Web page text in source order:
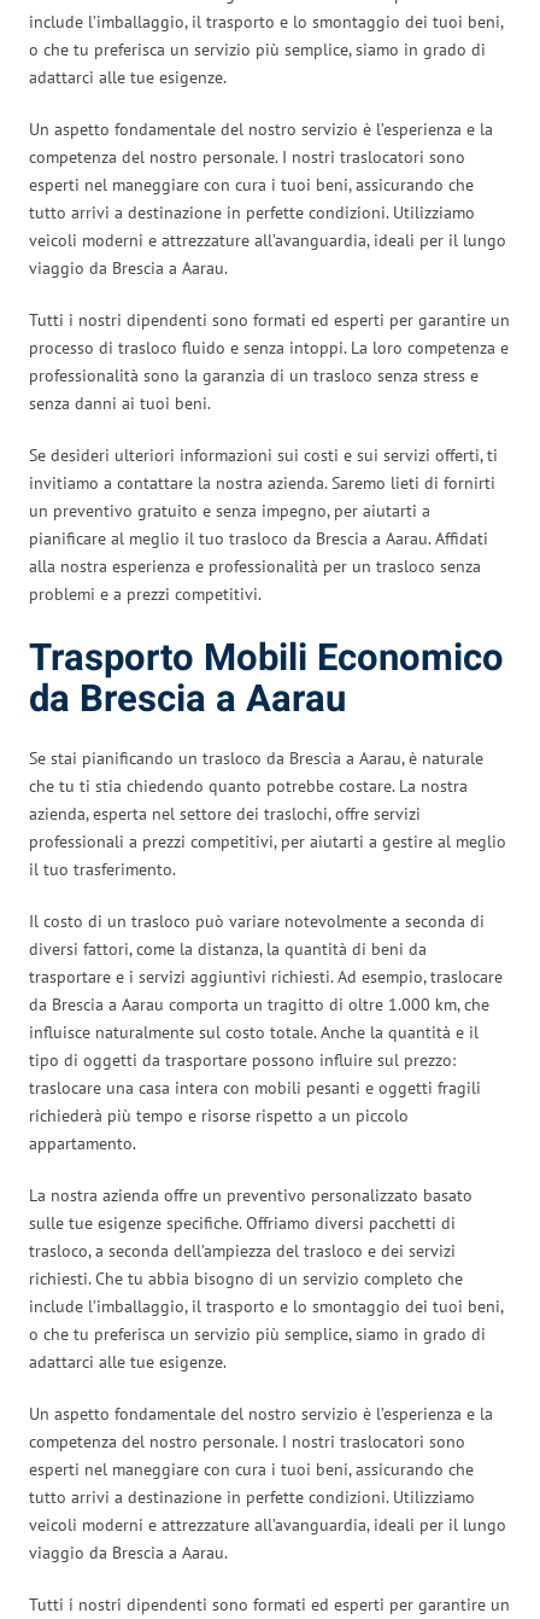
include l’imballaggio, il trasporto e lo smontaggio dei tuoi beni,
o che tu preferisca un servizio più semplice, siamo in grado di
adattarci alle tue esigenze.
Un aspetto fondamentale del nostro servizio è l’esperienza e la
competenza del nostro personale. I nostri traslocatori sono
esperti nel maneggiare con cura i tuoi beni, assicurando che
tutto arrivi a destinazione in perfette condizioni. Utilizziamo
veicoli moderni e attrezzature all’avanguardia, ideali per il lungo
viaggio da Brescia a Aarau.
Tutti i nostri dipendenti sono formati ed esperti per garantire un
processo di trasloco fluido e senza intoppi. La loro competenza e
professionalità sono la garanzia di un trasloco senza stress e
senza danni ai tuoi beni.
Se desideri ulteriori informazioni sui costi e sui servizi offerti, ti
invitiamo a contattare la nostra azienda. Saremo lieti di fornirti
un preventivo gratuito e senza impegno, per aiutarti a
pianificare al meglio il tuo trasloco da Brescia a Aarau. Affidati
alla nostra esperienza e professionalità per un trasloco senza
problemi e a prezzi competitivi.
Trasporto Mobili Economico
da Brescia a Aarau
Se stai pianificando un trasloco da Brescia a Aarau, è naturale
che tu ti stia chiedendo quanto potrebbe costare. La nostra
azienda, esperta nel settore dei traslochi, offre servizi
professionali a prezzi competitivi, per aiutarti a gestire al meglio
il tuo trasferimento.
Il costo di un trasloco può variare notevolmente a seconda di
diversi fattori, come la distanza, la quantità di beni da
trasportare e i servizi aggiuntivi richiesti. Ad esempio, traslocare
da Brescia a Aarau comporta un tragitto di oltre 1.000 km, che
influisce naturalmente sul costo totale. Anche la quantità e il
tipo di oggetti da trasportare possono influire sul prezzo:
traslocare una casa intera con mobili pesanti e oggetti fragili
richiederà più tempo e risorse rispetto a un piccolo
appartamento.
La nostra azienda offre un preventivo personalizzato basato
sulle tue esigenze specifiche. Offriamo diversi pacchetti di
trasloco, a seconda dell’ampiezza del trasloco e dei servizi
richiesti. Che tu abbia bisogno di un servizio completo che
include l’imballaggio, il trasporto e lo smontaggio dei tuoi beni,
o che tu preferisca un servizio più semplice, siamo in grado di
adattarci alle tue esigenze.
Un aspetto fondamentale del nostro servizio è l’esperienza e la
competenza del nostro personale. I nostri traslocatori sono
esperti nel maneggiare con cura i tuoi beni, assicurando che
tutto arrivi a destinazione in perfette condizioni. Utilizziamo
veicoli moderni e attrezzature all’avanguardia, ideali per il lungo
viaggio da Brescia a Aarau.
Tutti i nostri dipendenti sono formati ed esperti per garantire un